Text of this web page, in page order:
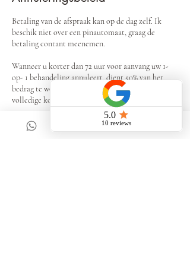
Betaling van de afspraak kan op de dag zelf. Ik
beschik niet over een pinautomaat, graag de
betaling contant meenemen.
Wanneer u korter dan 72 uur voor aanvang uw 1-
op- 1 behandeling annuleert, dient 50% van het
bedrag te worden voldaan, binnen 48 uur zullen de